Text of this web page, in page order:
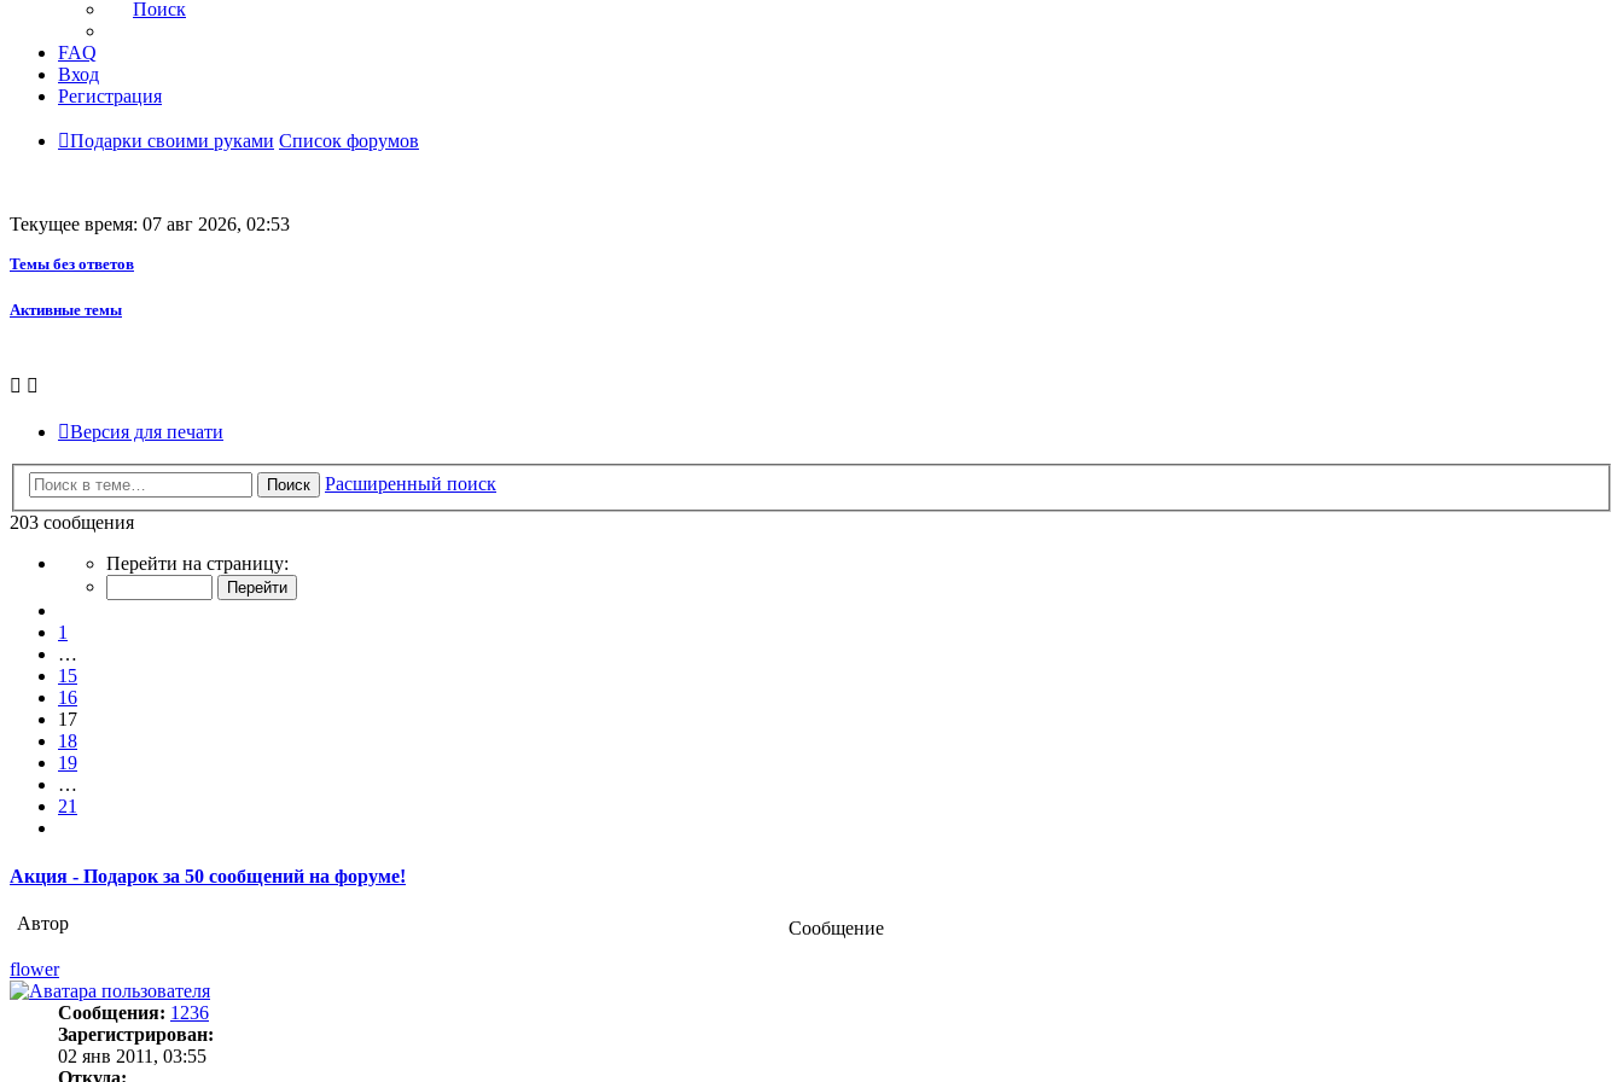
Поиск
FAQ
Вход
Регистрация
Подарки своими руками Список форумов
Текущее время: 07 авг 2026, 02:53
Темы без ответов
Активные темы
Версия для печати
Поиск
Расширенный поиск
203 сообщения
Страница
21
Перейти на страницу:
1
…
15
16
17
18
19
…
21
Акция - Подарок за 50 сообщений на форуме!
Автор
Сообщение
flower
Сообщения: 1236
Зарегистрирован:
02 янв 2011, 03:55
Откуда: